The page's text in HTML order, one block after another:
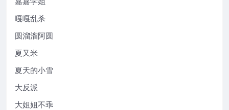
嘎嘎乱杀
圆溜溜阿圆
夏又米
夏天的小雪
大反派
大姐姐不乖